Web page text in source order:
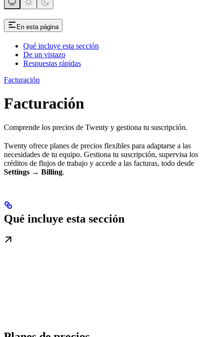
En esta página
Qué incluye esta sección
De un vistazo
Respuestas rápidas
Facturación
Facturación
Comprende los precios de Twenty y gestiona tu suscripción.
Twenty ofrece planes de precios flexibles para adaptarse a las
necesidades de tu equipo. Gestiona tu suscripción, supervisa los
créditos de flujos de trabajo y accede a las facturas, todo desde
Settings → Billing.
Qué incluye esta sección